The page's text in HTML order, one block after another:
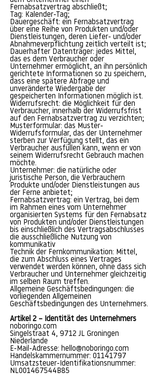
Fernabsatzvertrag abschließt;
Tag: Kalender-Tag;
Dauergeschäft: ein Fernabsatzvertrag
über eine Reihe von Produkten und/oder
Dienstleistungen, deren Liefer- und/oder
Abnahmeverpflichtung zeitlich verteilt ist;
Dauerhafter Datenträger: jedes Mittel,
das es dem Verbraucher oder
Unternehmer ermöglicht, an ihn persönlich
gerichtete Informationen so zu speichern,
dass eine spätere Abfrage und
unveränderte Wiedergabe der
gespeicherten Informationen möglich ist.
Widerrufsrecht: die Möglichkeit für den
Verbraucher, innerhalb der Widerrufsfrist
auf den Fernabsatzvertrag zu verzichten;
Musterformular: das Muster-
Widerrufsformular, das der Unternehmer
sterben zur Verfügung stellt, das ein
Verbraucher ausfüllen kann, wenn er von
seinem Widerrufsrecht Gebrauch machen
möchte.
Unternehmer: die natürliche oder
juristische Person, die Verbrauchern
Produkte und/oder Dienstleistungen aus
der Ferne anbietet;
Fernabsatzvertrag: ein Vertrag, bei dem
im Rahmen eines vom Unternehmer
organisierten Systems für den Fernabsatz
von Produkten und/oder Dienstleistungen
bis einschließlich des Vertragsabschlusses
die ausschließliche Nutzung von
kommunikativ
Technik der Fernkommunikation: Mittel,
die zum Abschluss eines Vertrages
verwendet werden können, ohne dass sich
Verbraucher und Unternehmer gleichzeitig
im selben Raum treffen.
Allgemeine Geschäftsbedingungen: die
vorliegenden Allgemeinen
Geschäftsbedingungen des Unternehmers.
Artikel 2 – Identität des Unternehmers
noboringo.com
Singelstraat 4, 9712 JL Groningen
Niederlande
E-Mail-Adresse: hello@noboringo.com
Handelskammernummer: 01141797
Umsatzsteuer-Identifikationsnummer:
NL001467544B85